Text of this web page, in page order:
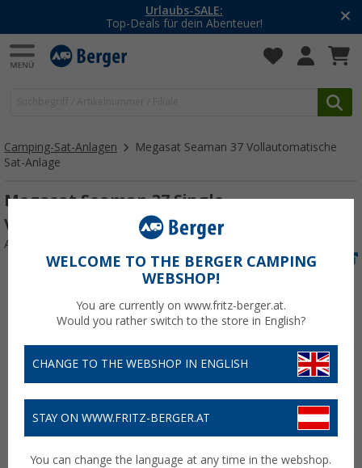
-20% auf Kleidung und Schuhe
Mit dem Aktionscode
Camping-Sat-Anlagen
Megasat Seaman 37 Vollautomatische
Sat-Anlage
Megasat Seaman 37 Single
Vollautomatische Sat-Anlage
Art.-Nr.: 270330
WELCOME TO THE BERGER CAMPING
WEBSHOP!
You are currently on www.fritz-berger.at.
Would you rather switch to the store in English?
CHANGE TO THE WEBSHOP IN ENGLISH
STAY ON WWW.FRITZ-BERGER.AT
You can change the language at any time in the webshop.